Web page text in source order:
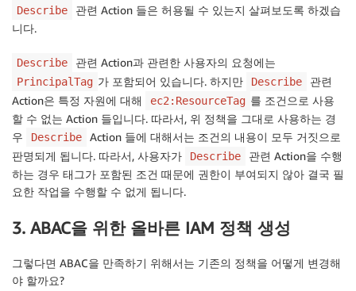
Describe
관련 Action 들은 허용될 수 있는지 살펴보도록 하겠습
니다.
Describe 관련 Action과 관련한 사용자의 요청에는
PrincipalTag 가 포함되어 있습니다. 하지만 Describe
관련
Action은 특정 자원에 대해
ec2:ResourceTag 를 조건으로 사용
할 수 없는 Action 들입니다. 따라서, 위 정책을 그대로 사용하는 경
우
Describe
Action 들에 대해서는 조건의 내용이 모두 거짓으로
판명되게 됩니다. 따라서, 사용자가
Describe
관련 Action을 수행
하는 경우 태그가 포함된 조건 때문에 권한이 부여되지 않아 결국 필
요한 작업을 수행할 수 없게 됩니다.
3. ABAC을 위한 올바른 IAM 정책 생성
그렇다면 ABAC을 만족하기 위해서는 기존의 정책을 어떻게 변경해
야 할까요?